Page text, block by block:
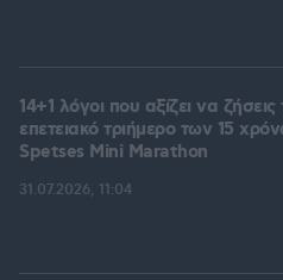
14+1 λόγοι που αξίζει να ζήσεις
επετειακό τριήμερο των 15
Spetses Mini Marathon
31.07.2026, 11:04